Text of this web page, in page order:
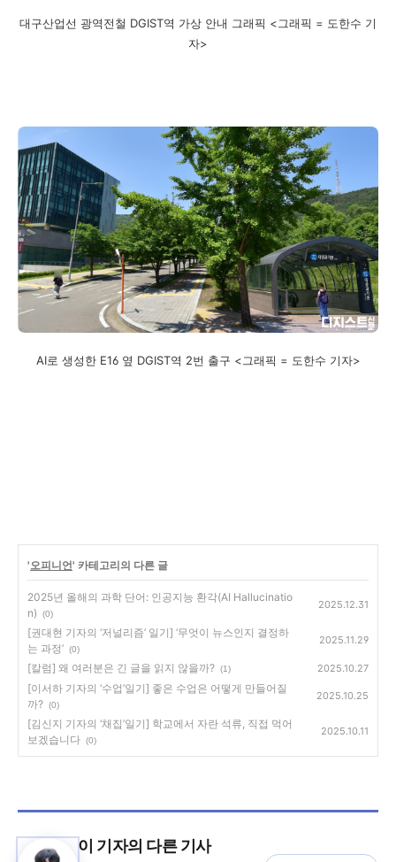
대구산업선 광역전철 DGIST역 가상 안내 그래픽 <그래픽 = 도한수 기
자>
AI로 생성한 E16 옆 DGIST역 2번 출구 <그래픽 = 도한수 기자>
'오피니언' 카테고리의 다른 글
2025년 올해의 과학 단어: 인공지능 환각(AI Hallucinatio
n)
(0)
2025.12.31
[권대현 기자의 ‘저널리즘’ 일기] ‘무엇이 뉴스인지 결정하
는 과정’ (0)
2025.11.29
[칼럼] 왜 여러분은 긴 글을 읽지 않을까? (1) 2025.10.27
[이서하 기자의 ‘수업’일기] 좋은 수업은 어떻게 만들어질
까? (0)
2025.10.25
[김신지 기자의 ‘채집’일기] 학교에서 자란 석류, 직접 먹어
보겠습니다 (0)
2025.10.11
이 기자의 다른 기사